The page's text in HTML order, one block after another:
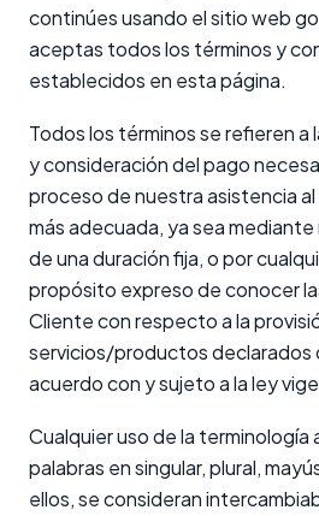
continúes usando el sitio web
aceptas todos los términos y
establecidos en esta página.
Todos los términos se refieren
y consideración del pago
proceso de nuestra asistencia
más adecuada, ya sea
de una duración fija, o por
propósito expreso de conocer
Cliente con respecto a la
servicios/productos declarados
acuerdo con y sujeto a la ley
Cualquier uso de la terminología
palabras en singular, plural,
ellos, se consideran